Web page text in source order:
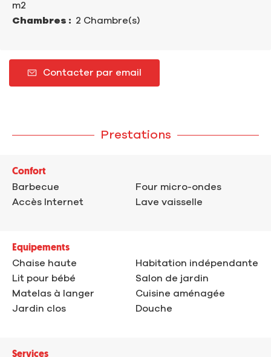
m2
Chambres : 2 Chambre(s)
Contacter par email
Prestations
Confort
Barbecue
Accès Internet
Four micro-ondes
Lave vaisselle
Equipements
Chaise haute
Lit pour bébé
Matelas à langer
Jardin clos
Habitation indépendante
Salon de jardin
Cuisine aménagée
Douche
Services